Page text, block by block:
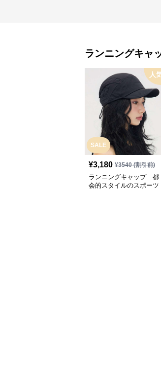
ランニングキャ
SALE
人
¥3,180 ¥3540(割引前)
ランニングキャップ 都
会的スタイルのスポーツ